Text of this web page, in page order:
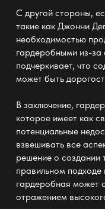
С другой стороны,
такие как Джонни
необходимостью
гардеробными из-за
подчеркивает, что
может быть
В заключение,
которое имеет как
потенциальные
взвешивать все
решение о создании
правильном подходе
гардеробная может
отражением